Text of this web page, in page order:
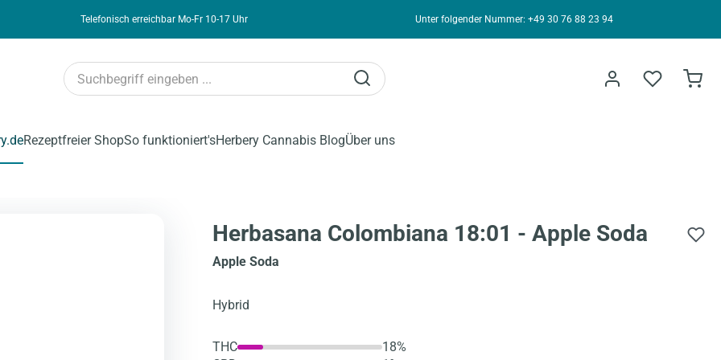
Telefonisch erreichbar Mo-Fr 10-17 Uhr Unter folgender Nummer: +49 30 76 88 23 94
Rezeptfreier ShopSo funktioniert'sHerbery Cannabis BlogÜber uns
Herbasana Colombiana 18:01 - Apple Soda
Apple Soda
Hybrid
THC
18%